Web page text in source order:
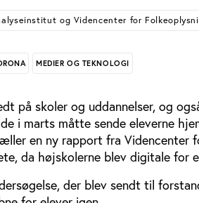
og Videncenter for
MEDIER OG TEKNOLOGI
på skoler og uddannelser, og
i marts måtte sende eleverne
en ny rapport fra Videncenter
da højskolerne blev digitale for
der blev sendt til